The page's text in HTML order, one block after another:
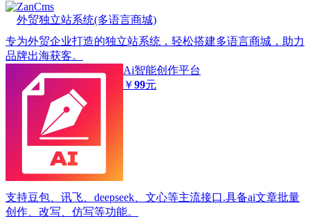
ZanCms
外贸独立站系统(多语言商城)
专为外贸企业打造的独立站系统，轻松搭建多语言商城，助力
品牌出海获客。
Ai智能创作平台
￥99元
支持豆包、讯飞、deepseek、文心等主流接口.具备ai文章批量
创作、改写、仿写等功能。